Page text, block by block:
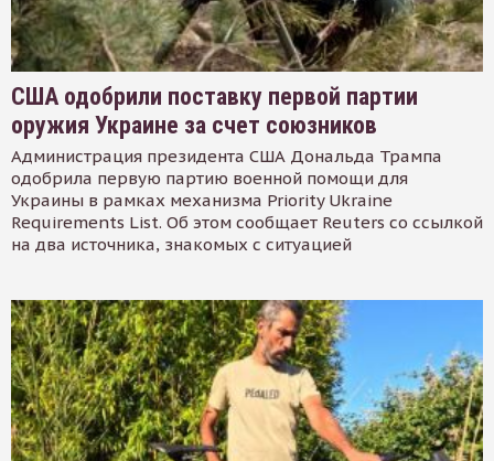
США одобрили поставку первой партии
оружия Украине за счет союзников
Администрация президента США Дональда Трампа
одобрила первую партию военной помощи для
Украины в рамках механизма Priority Ukraine
Requirements List. Об этом сообщает Reuters со ссылкой
на два источника, знакомых с ситуацией